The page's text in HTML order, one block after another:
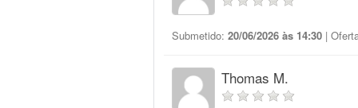
Submetido: 20/06/2026 às 14:30 |
Thomas M.